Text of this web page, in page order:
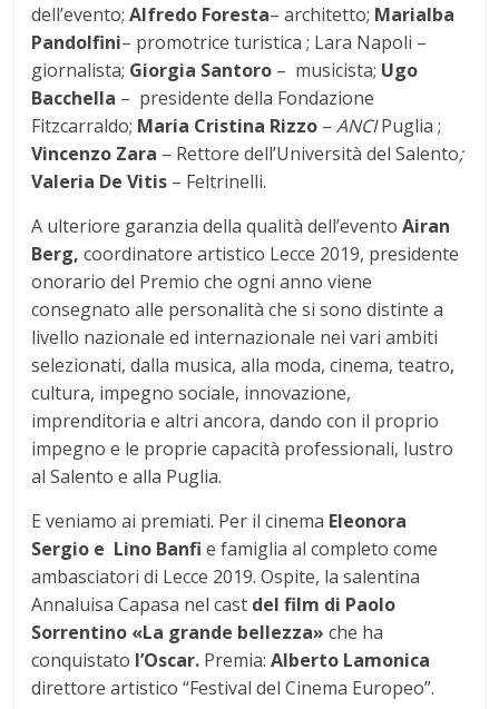
dell’evento; Alfredo Foresta– architetto; Marialba
Pandolfini– promotrice turistica ; Lara Napoli –
giornalista; Giorgia Santoro – musicista; Ugo
Bacchella – presidente della Fondazione
Fitzcarraldo; Maria Cristina Rizzo –ANCIPuglia ;
Vincenzo Zara – Rettore dell’Università del Salento;
Valeria De Vitis – Feltrinelli.
A ulteriore garanzia della qualità dell’eventoAiran
Berg, coordinatore artistico Lecce 2019, presidente
onorario del Premio che ogni anno viene
consegnato alle personalità che si sono distinte a
livello nazionale ed internazionale nei vari ambiti
selezionati, dalla musica, alla moda, cinema, teatro,
cultura, impegno sociale, innovazione,
imprenditoria e altri ancora, dando con il proprio
impegno e le proprie capacità professionali, lustro
al Salento e alla Puglia.
E veniamo ai premiati. Per il cinema Eleonora
Sergio e Lino Banfie famiglia al completo come
ambasciatori di Lecce 2019. Ospite, la salentina
Annaluisa Capasa nel cast del film di Paolo
Sorrentino «La grande bellezza»che ha
conquistato l’Oscar. Premia:Alberto Lamonica
direttore artistico “Festival del Cinema Europeo”.